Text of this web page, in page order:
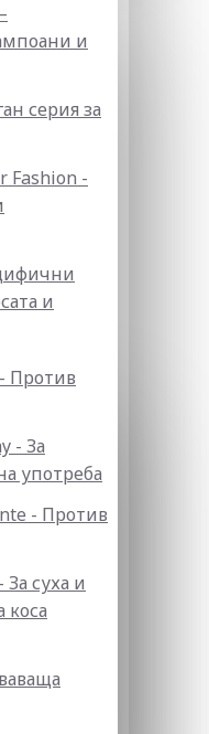
и
серия за
Fashion -
и
Против
- За
употреба
- Против
суха и
коса